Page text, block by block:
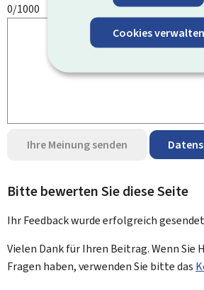
Cookies verwalten
0/1000
Ihre Meinung senden
Bitte bewerten Sie diese Seite
Ihr Feedback wurdeerfolgreich
Vielen Dank für Ihren Beitrag. Wenn Sie
Fragen haben, verwenden Sie bitte das